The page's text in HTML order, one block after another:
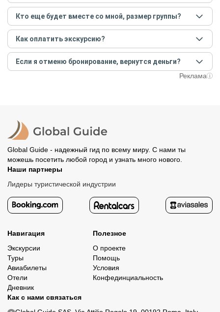
этого бронируйте экскурсию.Задать вопрос.
Только в случае неблагоприятных погодных условий,
например, если экскурсия на кораблике, а по прогнозу
погоды аномально-сильный ветер. При этом гид
предупредит вас об отмене, а мы вернем предоплату на
карту. Во всех остальных случаях экскурсия состоится.
Кто еще будет вместе со мной, размер группы?
Если экскурсия индивидуальная, гид проведет встречу
только для вас и вашей компании. Если групповая — на
экскурсии будут другие участники, размер зависит от
условий конкретной экскурсии.
Как оплатить экскурсию?
Создайте заказ на удобную дату и время, и внесите
предоплату как можно скорее, чтобы другие
путешественники не заняли ваше место. После этого
организатору напрямую не требуется.
Если я отменю бронирование, вернутся деньги?
При отмене за 48 часов или раньше мы вернем всюРеклама
Global Guide - надежный гид по всему миру. С нами ты
можешь посетить любой город и узнать много нового.
Наши партнеры
Лидеры туристической индустрии
Навигация
Экскурсии
Туры
Авиабилеты
Отели
Дневник
Полезное
О проекте
Помощь
Условия
Конфединциальность
Как с нами связаться